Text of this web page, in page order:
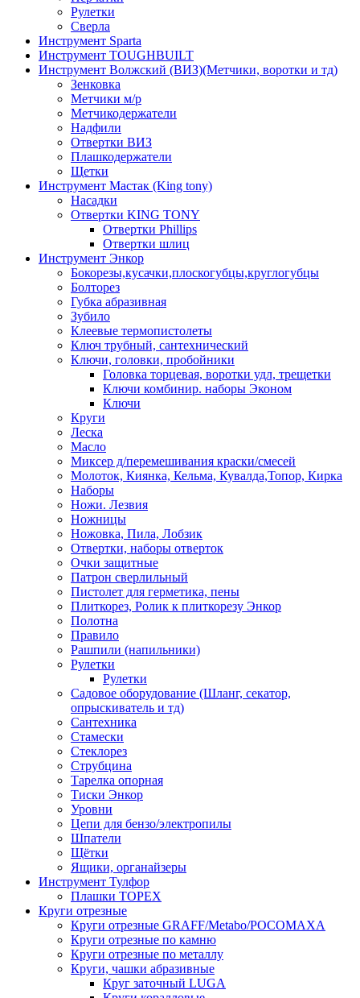
Рулетки
Сверла
Инструмент Sparta
Инструмент TOUGHBUILT
Инструмент Волжский (ВИЗ)(Метчики, воротки и тд)
Зенковка
Метчики м/р
Метчикодержатели
Надфили
Отвертки ВИЗ
Плашкодержатели
Щетки
Инструмент Мастак (King tony)
Насадки
Отвертки KING TONY
Отвертки Phillips
Отвертки шлиц
Инструмент Энкор
Бокорезы,кусачки,плоскогубцы,круглогубцы
Болторез
Губка абразивная
Зубило
Клеевые термопистолеты
Ключ трубный, сантехнический
Ключи, головки, пробойники
Головка торцевая, воротки удл, трещетки
Ключи комбинир. наборы Эконом
Ключи
Круги
Леска
Масло
Миксер д/перемешивания краски/смесей
Молоток, Киянка, Кельма, Кувалда,Топор, Кирка
Наборы
Ножи. Лезвия
Ножницы
Ножовка, Пила, Лобзик
Отвертки, наборы отверток
Очки защитные
Патрон сверлильный
Пистолет для герметика, пены
Плиткорез, Ролик к плиткорезу Энкор
Полотна
Правило
Рашпили (напильники)
Рулетки
Рулетки
Садовое оборудование (Шланг, секатор,
опрыскиватель и тд)
Сантехника
Стамески
Стеклорез
Струбцина
Тарелка опорная
Тиски Энкор
Уровни
Цепи для бензо/электропилы
Шпатели
Щётки
Ящики, органайзеры
Инструмент Тулфор
Плашки ТОРЕХ
Круги отрезные
Круги отрезные GRAFF/Metabo/РОСОМАХА
Круги отрезные по камню
Круги отрезные по металлу
Круги, чашки абразивные
Круг заточный LUGA